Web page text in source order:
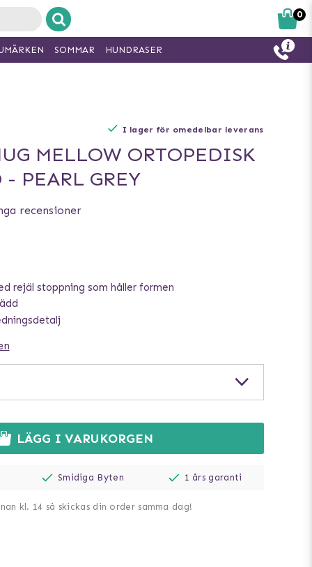
I lager för omedelbar leverans
MELLOW ORTOPEDISK
PEARL GREY
recensioner
rejäl stoppning som håller formen
LÄGG I VARUKORGEN
Smidiga Byten 1 års garanti
kl. 14 så skickas din order samma dag!
0
SOMMAR HUNDRASER